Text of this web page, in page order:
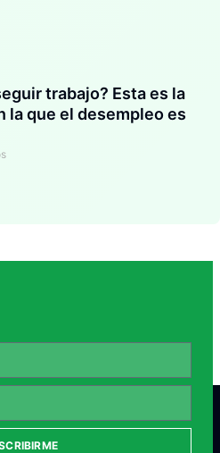
trabajo? Esta es la
la que el desempleo es